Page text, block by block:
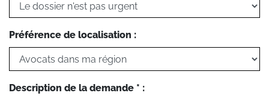
Préférence de localisation :
Description de la demande * :